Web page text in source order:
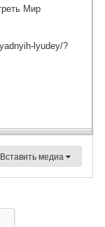
Вставить медиа